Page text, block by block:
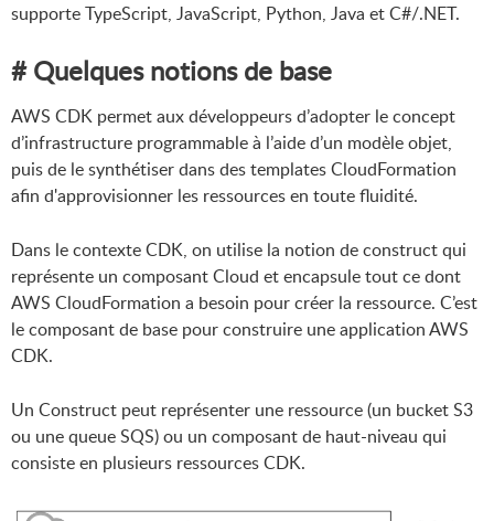
supporte TypeScript, JavaScript, Python, Java et C#/.NET.
# Quelques notions de base
AWS CDK permet aux développeurs d’adopter le concept
d’infrastructure programmable à l’aide d’un modèle objet,
puis de le synthétiser dans des templates CloudFormation
afin d'approvisionner les ressources en toute fluidité.
Dans le contexte CDK, on utilise la notion de construct qui
représente un composant Cloud et encapsule tout ce dont
AWS CloudFormation a besoin pour créer la ressource. C’est
le composant de base pour construire une application AWS
CDK.
Un Construct peut représenter une ressource (un bucket S3
ou une queue SQS) ou un composant de haut-niveau qui
consiste en plusieurs ressources CDK.